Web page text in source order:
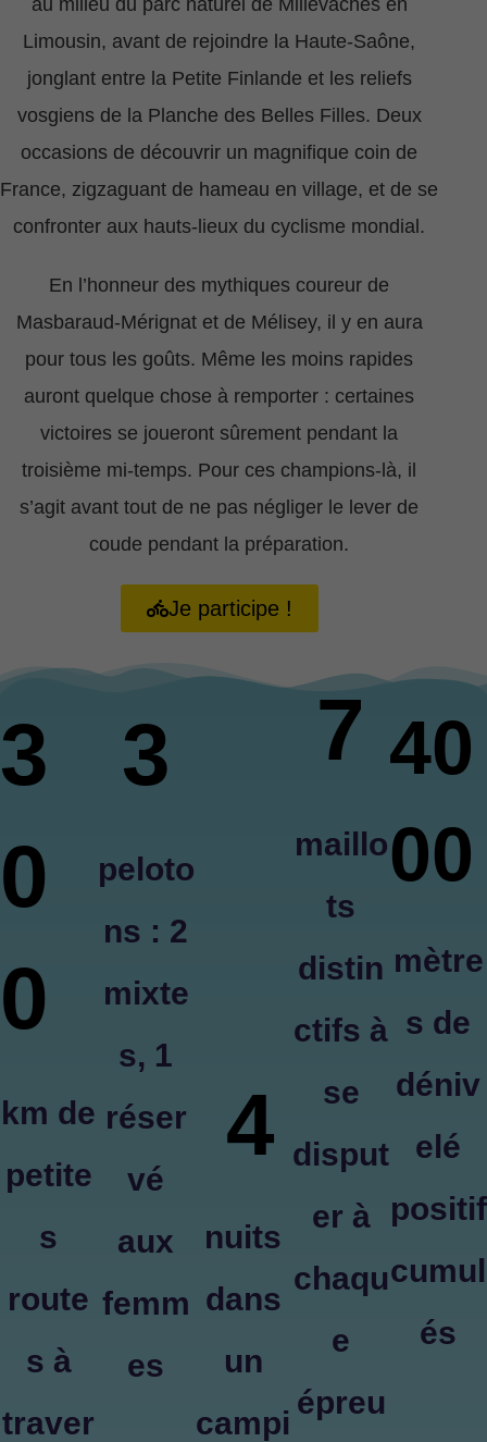
Limousin, avant de rejoindre la Haute-Saône,
jonglant entre la Petite Finlande et les reliefs
vosgiens de la Planche des Belles Filles. Deux
occasions de découvrir un magnifique coin de
France, zigzaguant de hameau en village, et de se
confronter aux hauts-lieux du cyclisme mondial.
En l’honneur des mythiques coureur de
Masbaraud-Mérignat et de Mélisey, il y en aura
pour tous les goûts. Même les moins rapides
auront quelque chose à remporter : certaines
victoires se joueront sûrement pendant la
troisième mi-temps. Pour ces champions-là, il
s’agit avant tout de ne pas négliger le lever de
coude pendant la préparation.
Je participe !
3
0
0
km de
petite
s
route
s à
traver
3
peloto
ns : 2
mixte
s, 1
réser
vé
aux
femm
es
nuits
dans
un
campi
4
7
maillo
ts
distin
ctifs à
se
disput
er à
chaqu
e
épreu
40
00
mètre
s de
déniv
elé
positif
cumul
és